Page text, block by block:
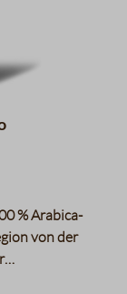
% Arabica-
von der